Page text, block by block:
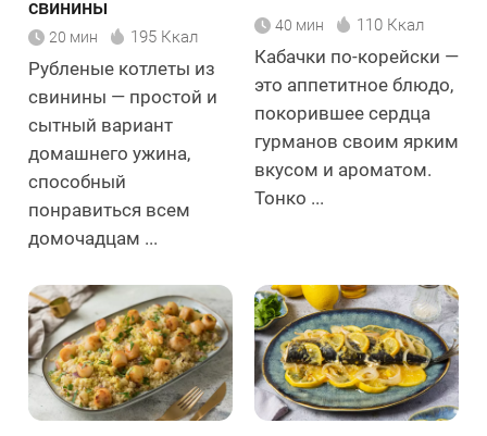
свинины
20 мин 195 Ккал
Рубленые котлеты из
свинины — простой и
сытный вариант
домашнего ужина,
способный
понравиться всем
домочадцам ...
40 мин 110 Ккал
Кабачки по-корейски —
это аппетитное блюдо,
покорившее сердца
гурманов своим ярким
вкусом и ароматом.
Тонко ...